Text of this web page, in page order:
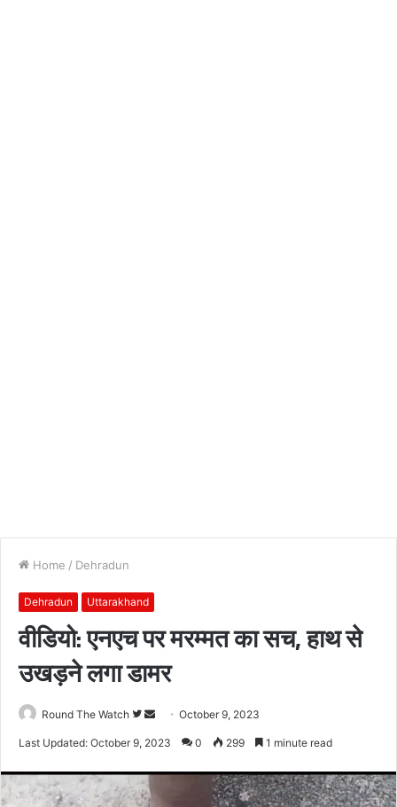
Home / Dehradun
Dehradun Uttarakhand
वीडियो: एनएच पर मरम्मत का सच, हाथ से
उखड़ने लगा डामर
Round The Watch
Follow
SendOctober 9, 2023
Last Updated: October 9, 2023 0 299 1 minute read